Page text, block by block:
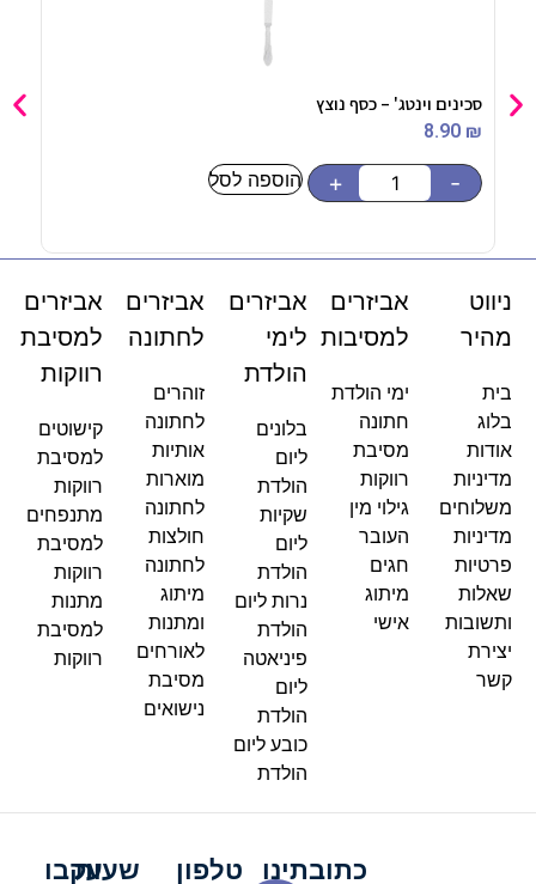
סכינים וינטג' – כסף נוצץ
8.90 ₪
-
+ הוספה לסל
ניווט
מהיר
בית
בלוג
אודות
מדיניות
משלוחים
מדיניות
פרטיות
שאלות
ותשובות
יצירת
קשר
אביזרים
למסיבות
ימי הולדת
חתונה
מסיבת
רווקות
גילוי מין
העובר
חגים
מיתוג
אישי
אביזרים
לימי
הולדת
בלונים
ליום
הולדת
שקיות
ליום
הולדת
נרות ליום
הולדת
פיניאטה
ליום
הולדת
כובע ליום
הולדת
אביזרים
לחתונה
זוהרים
לחתונה
אותיות
מוארות
לחתונה
חולצות
לחתונה
מיתוג
ומתנות
לאורחים
מסיבת
נישואים
אביזרים
למסיבת
רווקות
קישוטים
למסיבת
רווקות
מתנפחים
למסיבת
רווקות
מתנות
למסיבת
רווקות
כתובתינו טלפון שעותעקבו